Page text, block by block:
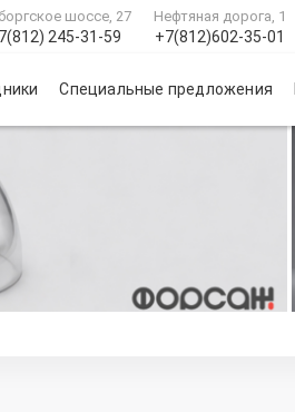
245-31-59
шоссе, 27
+7(812)602-35-01
Нефтяная дорога, 1
Специальные предложения